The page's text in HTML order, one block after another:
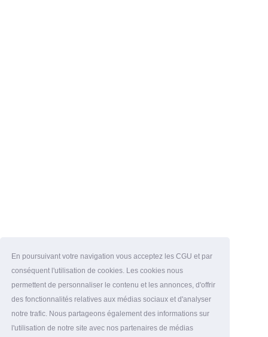
En poursuivant votre navigation vous acceptez les CGU et par
conséquent l'utilisation de cookies. Les cookies nous
permettent de personnaliser le contenu et les annonces, d'offrir
des fonctionnalités relatives aux médias sociaux et d'analyser
notre trafic. Nous partageons également des informations sur
l'utilisation de notre site avec nos partenaires de médias